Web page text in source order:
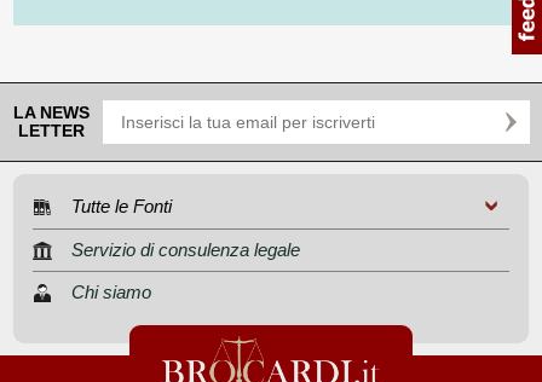
LA NEWS
LETTER
Tutte le Fonti
Servizio di consulenza legale
Chi siamo